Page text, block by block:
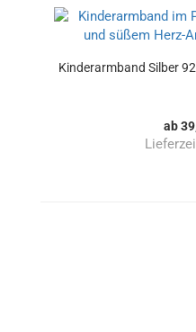
Kinderarmband Silber
ab